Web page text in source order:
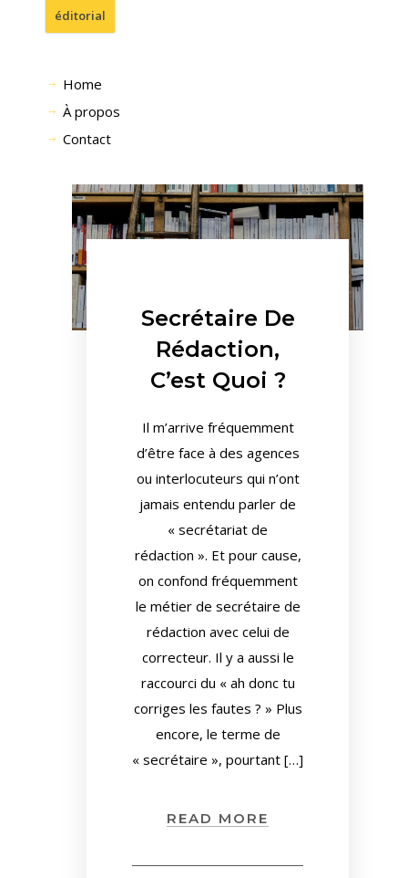
éditorial
Home
À propos
Contact
Secrétaire De
Rédaction,
C’est Quoi ?
Il m’arrive fréquemment
d’être face à des agences
ou interlocuteurs qui n’ont
jamais entendu parler de
« secrétariat de
rédaction ». Et pour cause,
on confond fréquemment
le métier de secrétaire de
rédaction avec celui de
correcteur. Il y a aussi le
raccourci du « ah donc tu
corriges les fautes ? » Plus
encore, le terme de
« secrétaire », pourtant […]
READ MORE